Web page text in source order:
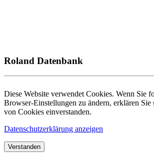
Roland Datenbank
Diese Website verwendet Cookies. Wenn Sie
Browser-Einstellungen zu ändern, erklären
von Cookies einverstanden.
Datenschutzerklärung anzeigen
Verstanden